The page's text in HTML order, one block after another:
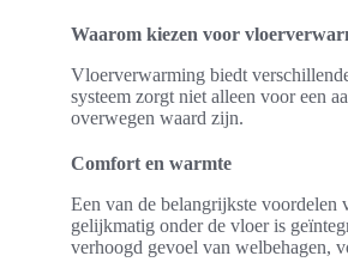
Waarom kiezen voor
Vloerverwarming biedt
systeem zorgt niet alleen voor een
overwegen waard zijn.
Comfort en warmte
Een van de belangrijkste voordelen
gelijkmatig onder de vloer is
verhoogd gevoel van welbehagen,